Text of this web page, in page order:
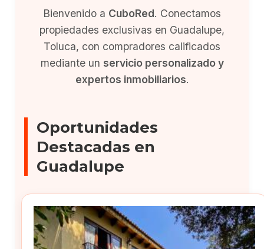
Bienvenido a CuboRed. Conectamos
propiedades exclusivas en Guadalupe,
Toluca, con compradores calificados
mediante un servicio personalizado y
expertos inmobiliarios.
Oportunidades
Destacadas en
Guadalupe